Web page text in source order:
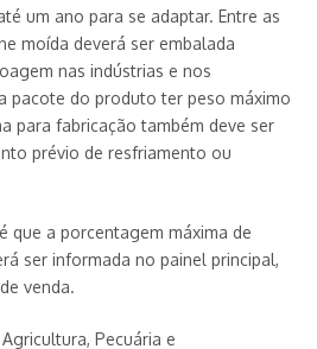
um ano para se adaptar. Entre as
moída deverá ser embalada
nas indústrias e nos
pacote do produto ter peso máximo
para fabricação também deve ser
prévio de resfriamento ou
que a porcentagem máxima de
ser informada no painel principal,
venda.
Pecuária e